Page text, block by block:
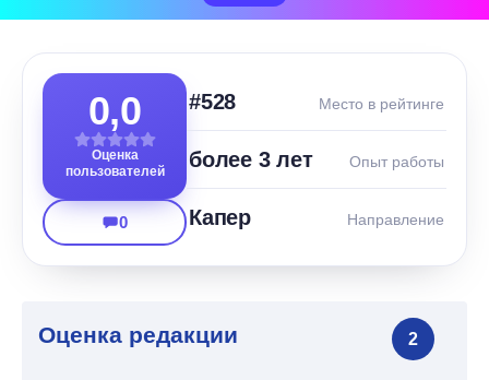
0,0
Оценка
пользователей
0
#528 Место в рейтинге
более 3 лет Опыт работы
Капер Направление
Оценка редакции 2